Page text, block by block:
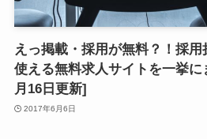
えっ掲載・採用が無料？！採
使える無料求人サイトを一挙
月16日更新]
2017年6月6日